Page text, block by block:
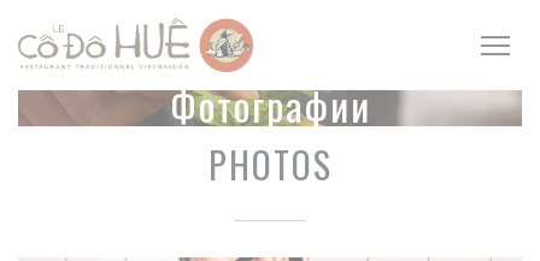
Панель управления cookies
Фотографии
PHOTOS